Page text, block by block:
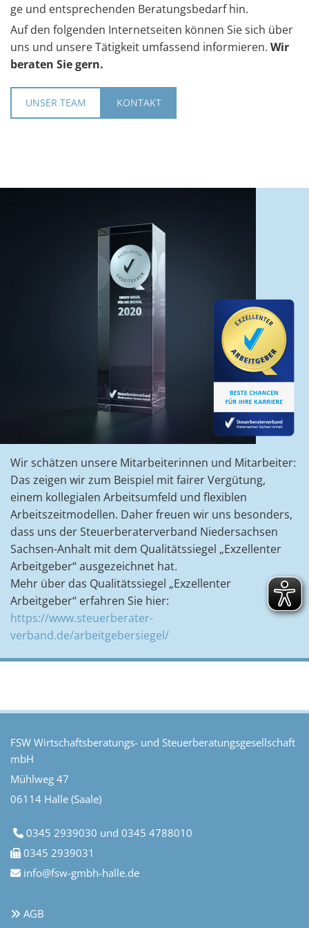
ge und ent­spre­chen­den Be­ra­tungs­be­darf hin.
Auf den fol­gen­den In­ter­net­sei­ten kön­nen Sie sich über
uns und un­se­re Tä­tig­keit um­fas­send in­for­mie­ren. Wir
be­ra­ten Sie gern.
UNSER TEAM KONTAKT
Wir schätzen unsere Mitarbeiterinnen und Mitarbeiter:
Das zeigen wir zum Beispiel mit fairer Vergütung,
einem kollegialen Arbeitsumfeld und flexiblen
Arbeitszeitmodellen. Daher freuen wir uns besonders,
dass uns der Steuerberaterverband Niedersachsen
Sachsen-Anhalt mit dem Qualitätssiegel „Exzellenter
Arbeitgeber“ ausgezeichnet hat.
Mehr über das Qualitätssiegel „Exzellenter
Arbeitgeber“ erfahren Sie hier:
https://www.steuerberater-
verband.de/arbeitgebersiegel/
FSW Wirtschaftsberatungs- und Steuerberatungsgesellschaft
mbH
Mühlweg 47
06114 Halle (Saale)
 0345 2939030 und 0345 4788010
 0345 2939031
 info@fsw-gmbh-halle.de
 AGB